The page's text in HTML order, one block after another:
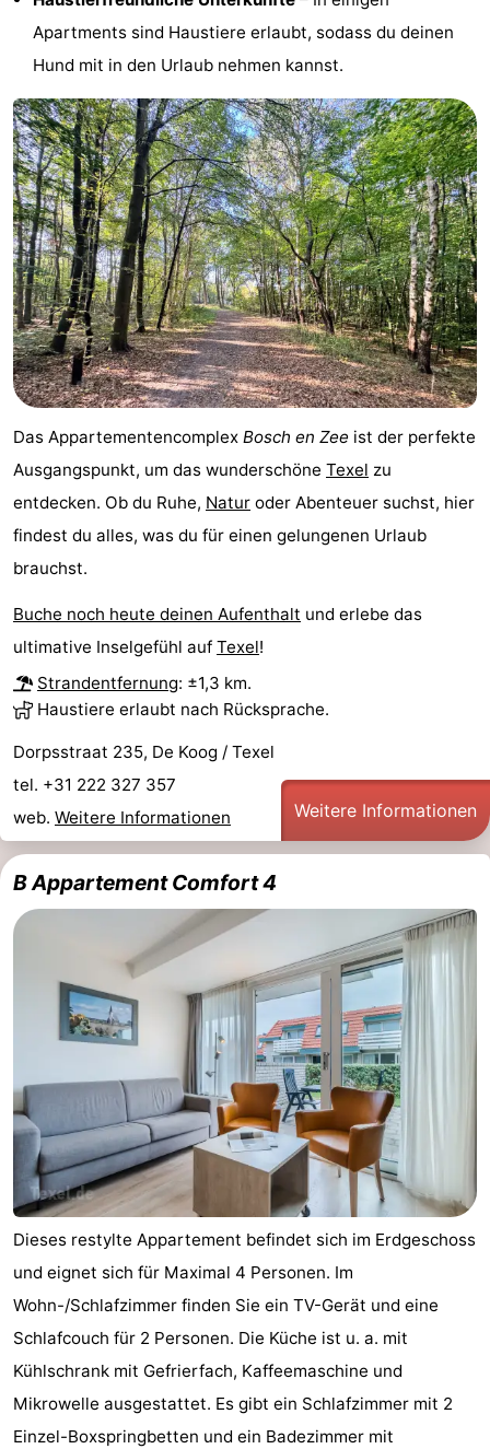
Sportangeln
Seehunden
und
trinken
Veranstaltungen
Praktisch
Forum
Route
-
Fähre
-
Parken
Inselhüpfen
Reisebuchshop
Medizin
Adressen
Region
Watteninseln
-
Schiermonnikoog
-
Ameland
-
Terschelling
-
Vlieland
Nordholland
-
Schoorlse
Bergen
Zee
Alkmaar
-
Egmond
aan
Zee
Noordhollands
duinreservaat
-
Wijk
aan
Zee
-
Natur
Zuid-
Kennermerland
-
Amsterdam
-
Haarlem
-
Apartments sind Haustiere erlaubt, sodass du deinen
Hund mit in den Urlaub nehmen kannst.
Das Appartementencomplex Bosch en Zee ist der perfekte
Ausgangspunkt, um das wunderschöne Texel zu
entdecken. Ob du Ruhe, Natur oder Abenteuer suchst, hier
findest du alles, was du für einen gelungenen Urlaub
brauchst.
Buche noch heute deinen Aufenthalt und erlebe das
ultimative Inselgefühl auf Texel!
Strandentfernung: ±1,3 km.
Haustiere erlaubt nach Rücksprache.
Dorpsstraat 235, De Koog / Texel
tel. +31 222 327 357
web. Weitere Informationen Weitere Informationen
B Appartement Comfort 4
Dieses restylte Appartement befindet sich im Erdgeschoss
und eignet sich für Maximal 4 Personen. Im
Wohn-/Schlafzimmer finden Sie ein TV-Gerät und eine
Schlafcouch für 2 Personen. Die Küche ist u. a. mit
Kühlschrank mit Gefrierfach, Kaffeemaschine und
Mikrowelle ausgestattet. Es gibt ein Schlafzimmer mit 2
Einzel-Boxspringbetten und ein Badezimmer mit